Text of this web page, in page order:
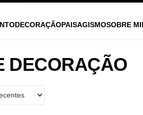
DECORAÇÃOPAISAGISMOSOBRE
DECORAÇÃO